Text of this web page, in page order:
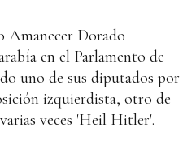
Amanecer Dorado
en el Parlamento de
uno de sus diputados por
izquierdista, otro de
veces 'Heil Hitler'.